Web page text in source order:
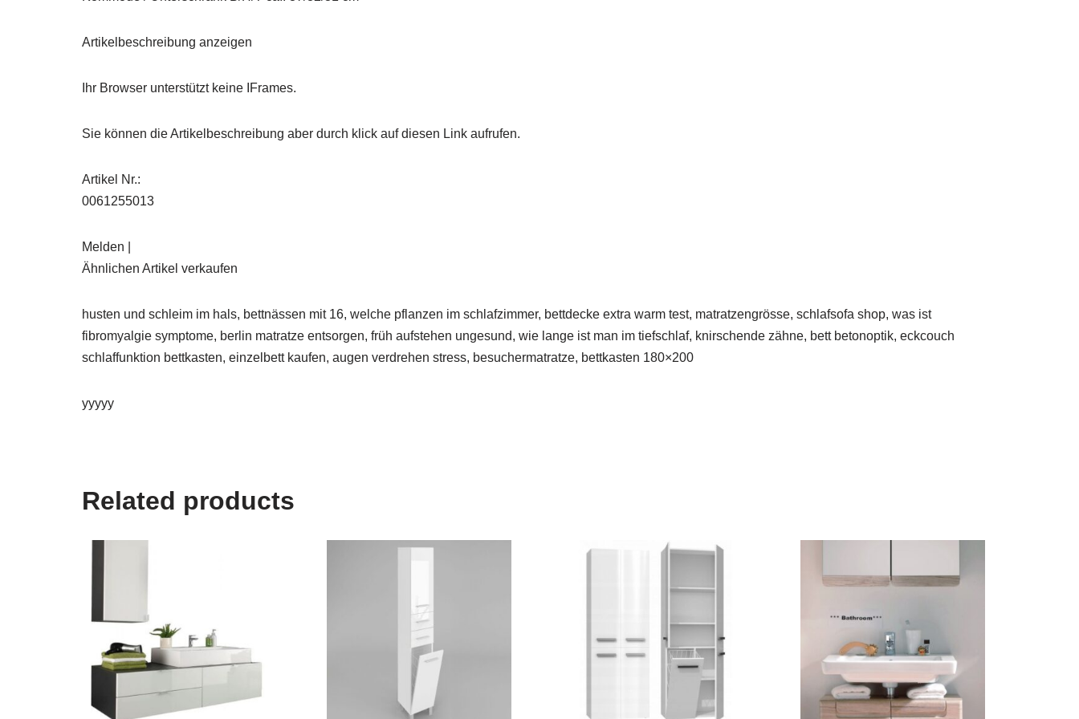
Artikelbeschreibung anzeigen
Ihr Browser unterstützt keine IFrames.
Sie können die Artikelbeschreibung aber durch klick auf diesen Link aufrufen.
Artikel Nr.:
0061255013
Melden |
Ähnlichen Artikel verkaufen
husten und schleim im hals, bettnässen mit 16, welche pflanzen im schlafzimmer, bettdecke extra warm test, matratzengrösse, schlafsofa shop, was ist
fibromyalgie symptome, berlin matratze entsorgen, früh aufstehen ungesund, wie lange ist man im tiefschlaf, knirschende zähne, bett betonoptik, eckcouch
schlaffunktion bettkasten, einzelbett kaufen, augen verdrehen stress, besuchermatratze, bettkasten 180×200
yyyyy
Related products